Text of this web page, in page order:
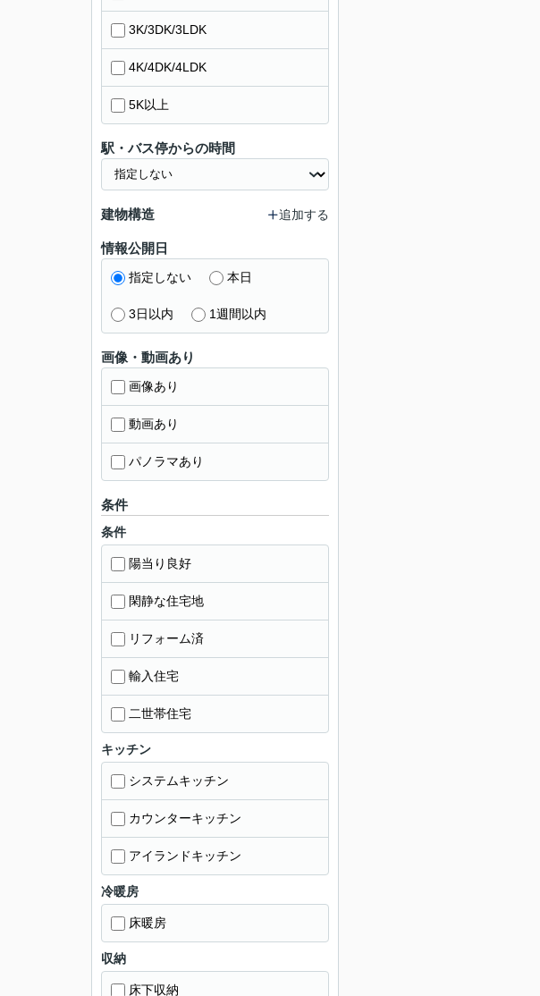
3K/3DK/3LDK
4K/4DK/4LDK
5K以上
駅・バス停からの時間
建物構造 追加する
情報公開日
指定しない 本日
3日以内 1週間以内
画像・動画あり
画像あり
動画あり
パノラマあり
条件
条件
陽当り良好
閑静な住宅地
リフォーム済
輸入住宅
二世帯住宅
キッチン
システムキッチン
カウンターキッチン
アイランドキッチン
冷暖房
床暖房
収納
床下収納